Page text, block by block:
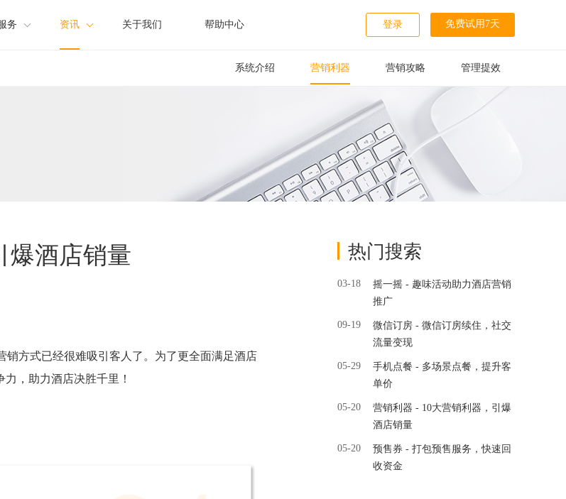
免费试用7天
登录
务 资讯 关于我们 帮助中心
系统介绍 营销利器 营销攻略 管理提效
爆酒店销量
方式已经很难吸引客人了。为了更全面满足酒店
，助力酒店决胜千里！
热门搜索
03-18
摇一摇 - 趣味活动助力酒店营销
推广
09-19
微信订房 - 微信订房续住，社交
流量变现
05-29
手机点餐 - 多场景点餐，提升客
单价
05-20
营销利器 - 10大营销利器，引爆
酒店销量
05-20
预售券 - 打包预售服务，快速回
收资金